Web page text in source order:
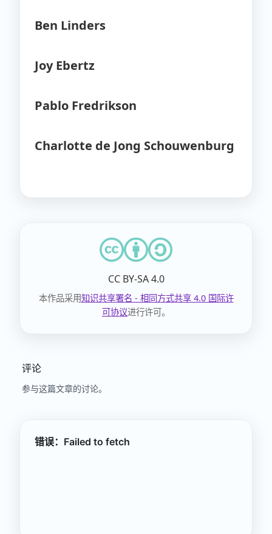
Ben Linders
Joy Ebertz
Pablo Fredrikson
Charlotte de Jong Schouwenburg
CC BY-SA 4.0
本作品采用知识共享署名 - 相同方式共享 4.0 国际许
可协议进行许可。
评论
参与这篇文章的讨论。